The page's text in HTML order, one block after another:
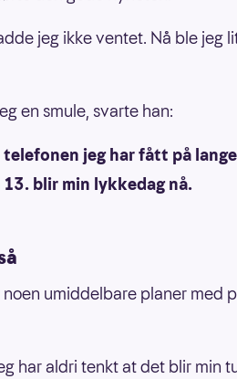
jeg ikke ventet. Nå ble jeg
en smule, svarte han:
jeg har fått på
blir min lykkedag nå.
noen umiddelbare planer med
har aldri tenkt at det blir min